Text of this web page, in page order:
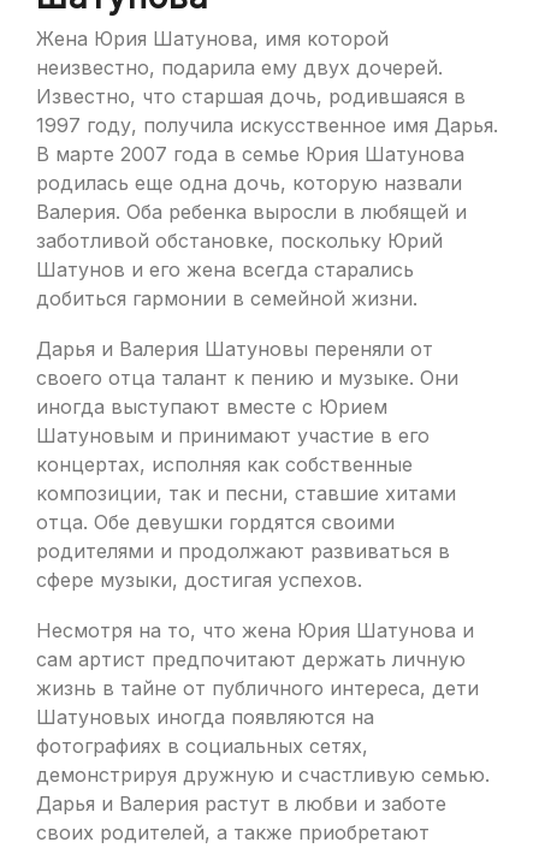
Жена Юрия Шатунова, имя которой
неизвестно, подарила ему двух дочерей.
Известно, что старшая дочь, родившаяся в
1997 году, получила искусственное имя Дарья.
В марте 2007 года в семье Юрия Шатунова
родилась еще одна дочь, которую назвали
Валерия. Оба ребенка выросли в любящей и
заботливой обстановке, поскольку Юрий
Шатунов и его жена всегда старались
добиться гармонии в семейной жизни.
Дарья и Валерия Шатуновы переняли от
своего отца талант к пению и музыке. Они
иногда выступают вместе с Юрием
Шатуновым и принимают участие в его
концертах, исполняя как собственные
композиции, так и песни, ставшие хитами
отца. Обе девушки гордятся своими
родителями и продолжают развиваться в
сфере музыки, достигая успехов.
Несмотря на то, что жена Юрия Шатунова и
сам артист предпочитают держать личную
жизнь в тайне от публичного интереса, дети
Шатуновых иногда появляются на
фотографиях в социальных сетях,
демонстрируя дружную и счастливую семью.
Дарья и Валерия растут в любви и заботе
своих родителей, а также приобретают